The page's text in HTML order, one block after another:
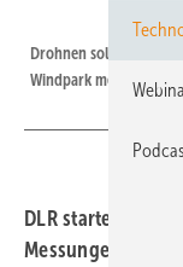
Drohnen sollen
Windpark messen.
DLR startet
Messungen im